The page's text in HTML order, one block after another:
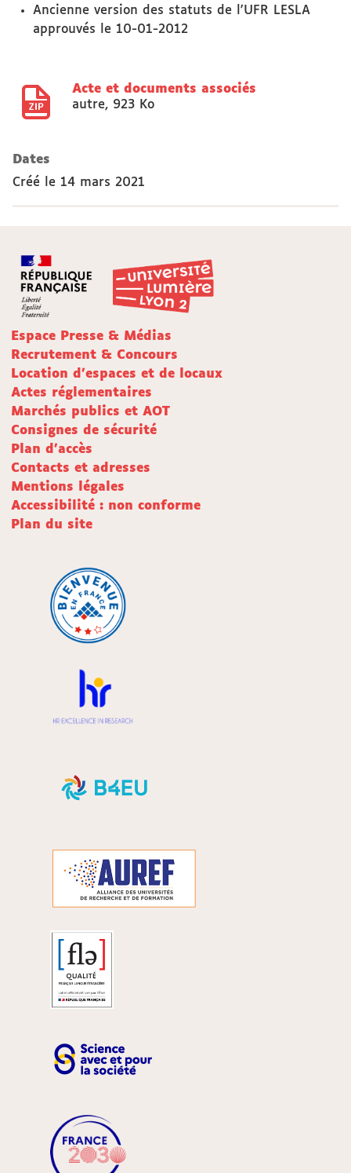
Ancienne version des statuts de l'UFR LESLA
approuvés le 10-01-2012
Acte et documents associés
autre, 923 Ko
Dates
Créé le 14 mars 2021
Espace Presse & Médias
Recrutement & Concours
Location d'espaces et de locaux
Actes réglementaires
Marchés publics et AOT
Consignes de sécurité
Plan d'accès
Contacts et adresses
Mentions légales
Accessibilité : non conforme
Plan du site